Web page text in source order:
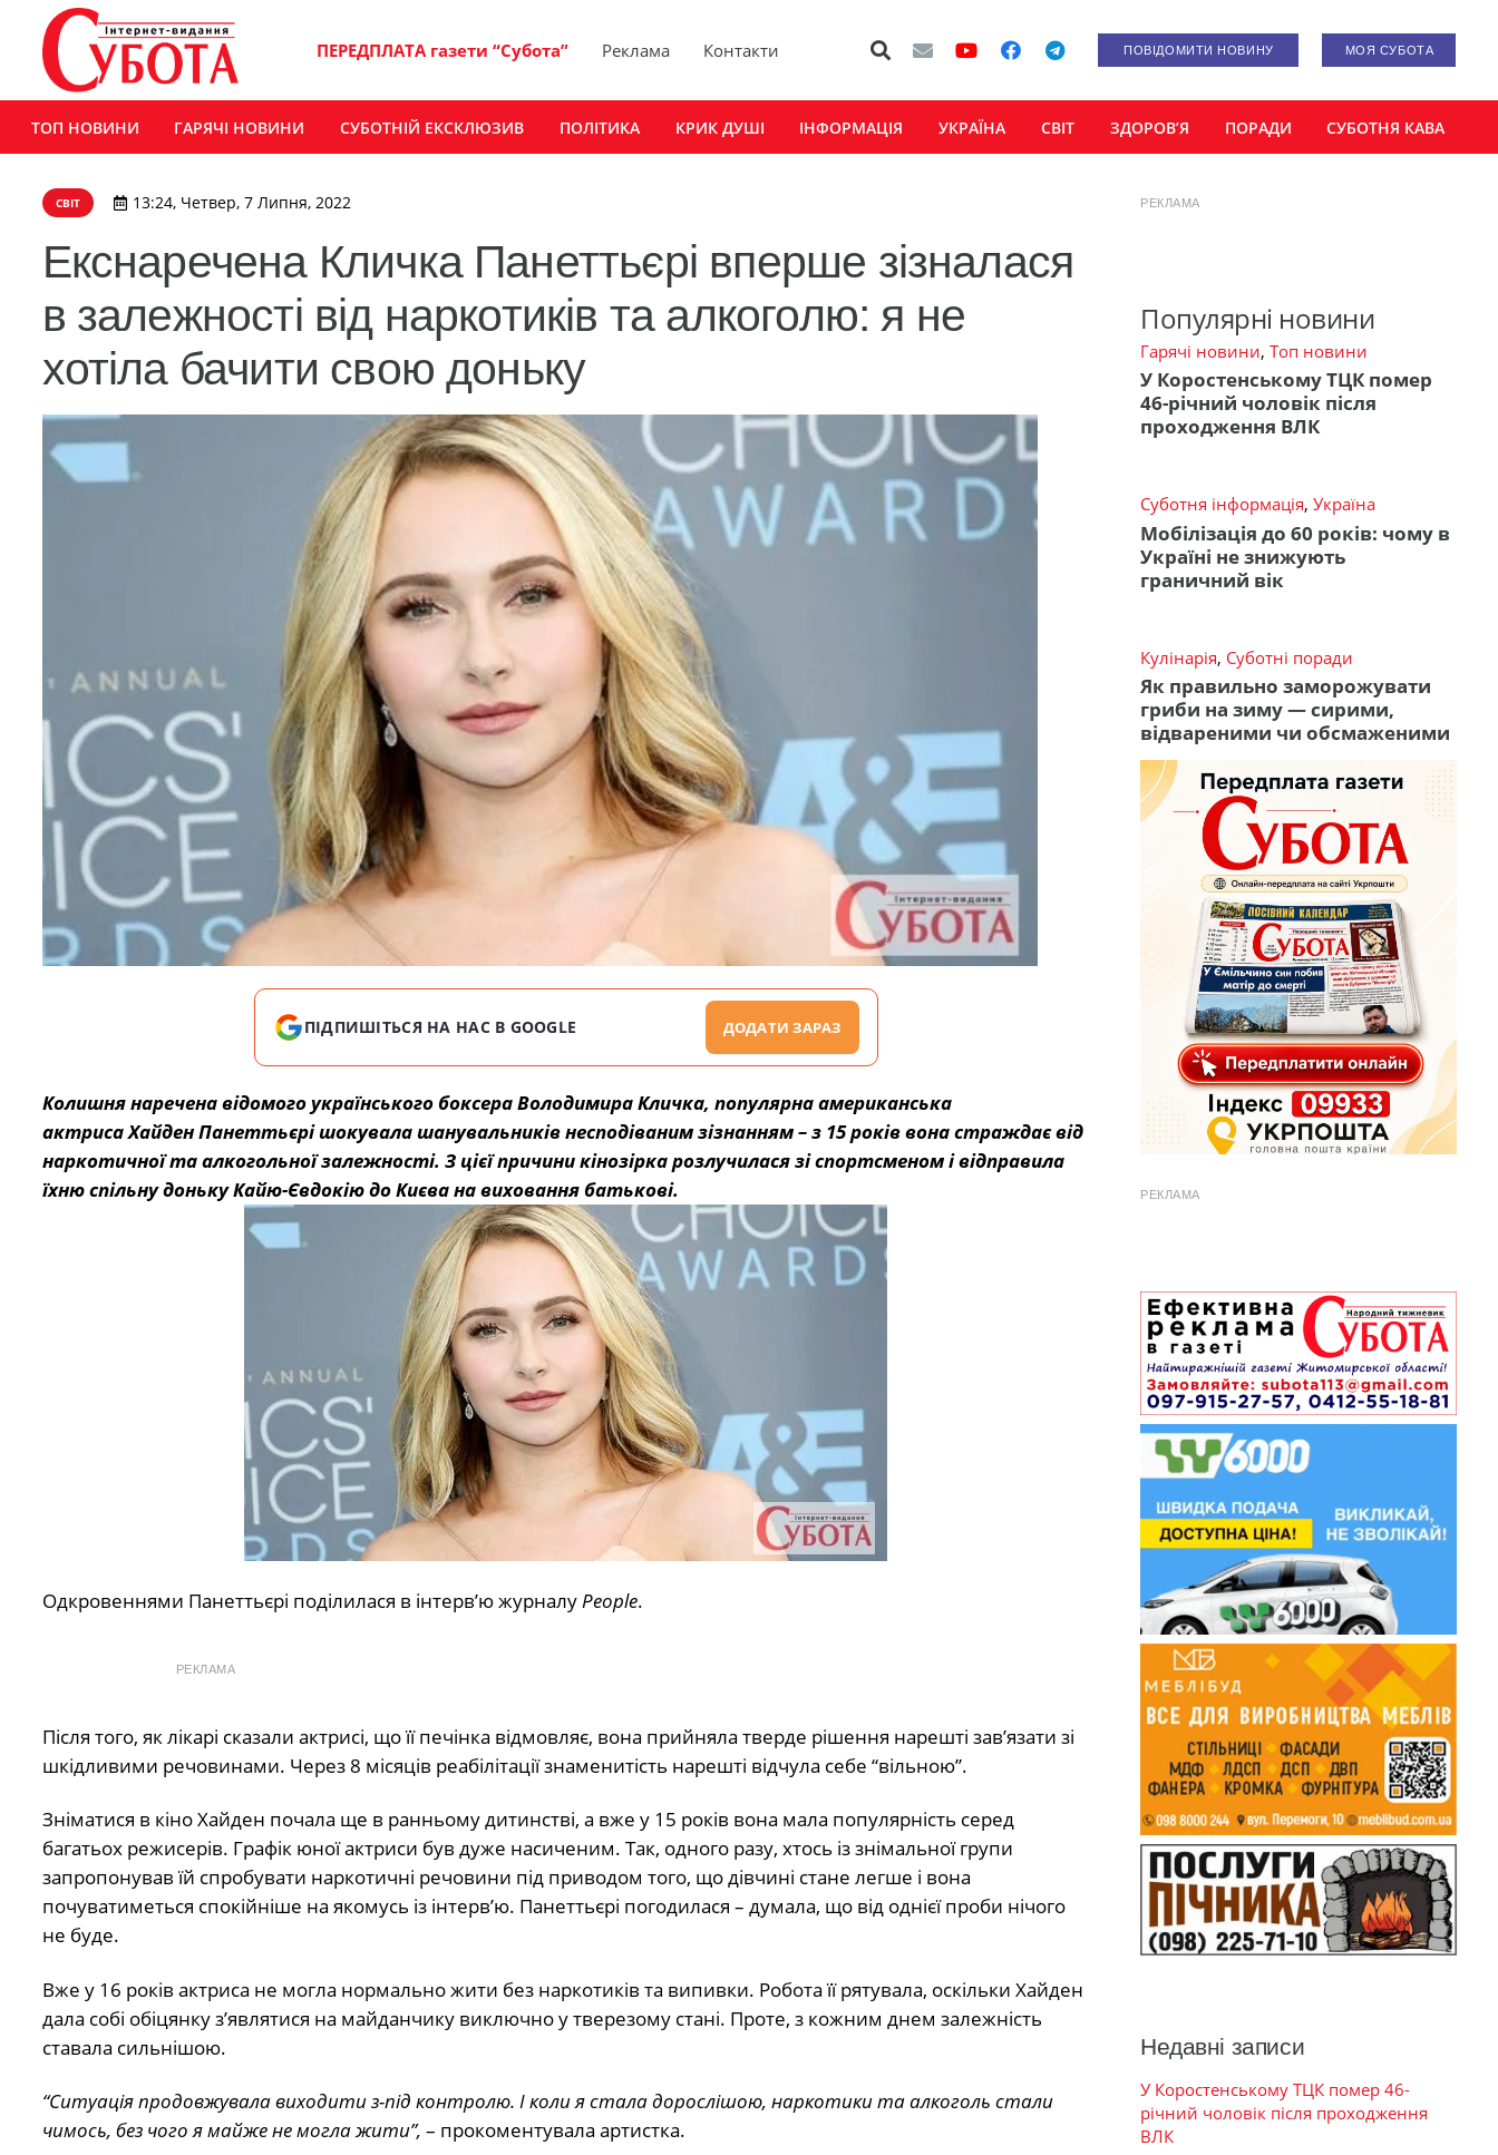
ПЕРЕДПЛАТА газети “Субота” Реклама Контакти ПОВІДОМИТИ НОВИНУ МОЯ СУБОТА
ТОП НОВИНИ ГАРЯЧІ НОВИНИ СУБОТНІЙ ЕКСКЛЮЗИВ ПОЛІТИКА КРИК ДУШІ ІНФОРМАЦІЯ УКРАЇНА СВІТ ЗДОРОВ’Я ПОРАДИ СУБОТНЯ КАВА
СВІТ 13:24, Четвер, 7 Липня, 2022
Екснаречена Кличка Панеттьєрі вперше зізналася
в залежності від наркотиків та алкоголю: я не
хотіла бачити свою доньку
ПІДПИШІТЬСЯ НА НАС В GOOGLE ДОДАТИ ЗАРАЗ
Колишня наречена відомого українського боксера Володимира Кличка, популярна американська
актриса Хайден Панеттьєрі шокувала шанувальників несподіваним зізнанням – з 15 років вона страждає від
наркотичної та алкогольної залежності. З цієї причини кінозірка розлучилася зі спортсменом і відправила
їхню спільну доньку Кайю-Євдокію до Києва на виховання батькові.
Одкровеннями Панеттьєрі поділилася в інтерв’ю журналу People.
РЕКЛАМА
Після того, як лікарі сказали актрисі, що її печінка відмовляє, вона прийняла тверде рішення нарешті зав’язати зі
шкідливими речовинами. Через 8 місяців реабілітації знаменитість нарешті відчула себе “вільною”.
Зніматися в кіно Хайден почала ще в ранньому дитинстві, а вже у 15 років вона мала популярність серед
багатьох режисерів. Графік юної актриси був дуже насиченим. Так, одного разу, хтось із знімальної групи
запропонував їй спробувати наркотичні речовини під приводом того, що дівчині стане легше і вона
почуватиметься спокійніше на якомусь із інтерв’ю. Панеттьєрі погодилася – думала, що від однієї проби нічого
не буде.
Вже у 16 років актриса не могла нормально жити без наркотиків та випивки. Робота її рятувала, оскільки Хайден
дала собі обіцянку з’являтися на майданчику виключно у тверезому стані. Проте, з кожним днем залежність
ставала сильнішою.
“Ситуація продовжувала виходити з-під контролю. І коли я стала дорослішою, наркотики та алкоголь стали
чимось, без чого я майже не могла жити”, – прокоментувала артистка.
РЕКЛАМА
Популярні новини
Гарячі новини, Топ новини
У Коростенському ТЦК помер
46-річний чоловік після
проходження ВЛК
Суботня інформація, Україна
Мобілізація до 60 років: чому в
Україні не знижують
граничний вік
Кулінарія, Суботні поради
Як правильно заморожувати
гриби на зиму — сирими,
відвареними чи обсмаженими
РЕКЛАМА
Недавні записи
У Коростенському ТЦК помер 46-
річний чоловік після проходження
ВЛК